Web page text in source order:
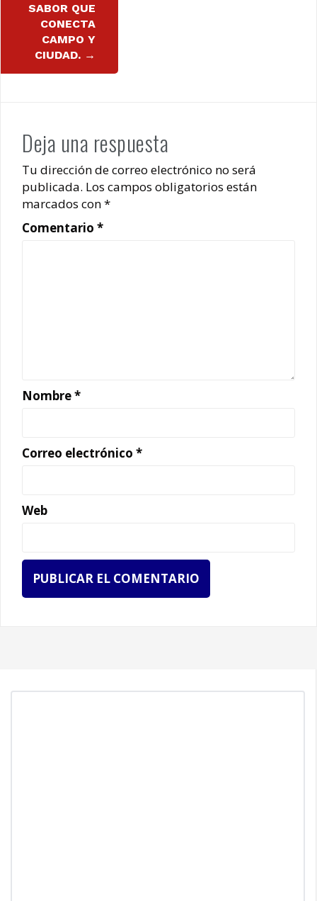
SABOR QUE
CONECTA
CAMPO Y
CIUDAD. →
Deja una respuesta
Tu dirección de correo electrónico no será
publicada. Los campos obligatorios están
marcados con*
Comentario *
Nombre*
Correo electrónico *
Web